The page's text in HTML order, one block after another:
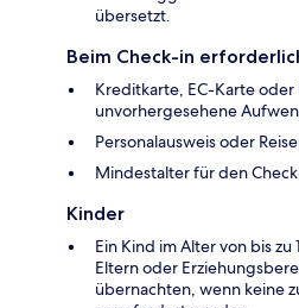
übersetzt.
Beim Check-in
Kreditkarte, EC-Karte
unvorhergesehene
Personalausweis oder
Mindestalter für den
Kinder
Ein Kind im Alter von bis
Eltern oder
übernachten, wenn keine